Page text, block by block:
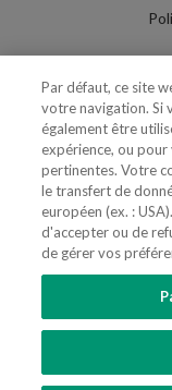
Advogados e
Par défaut, ce site
votre navigation. Si
également être
expérience, ou
pertinentes. Votre
le transfert de
européen (ex. :
d'accepter ou de
de gérer vos